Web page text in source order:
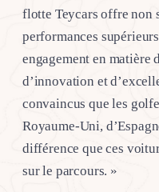
flotte Teycars offre non
performances
engagement en matière
d’innovation et
convaincus que les
Royaume-Uni,
différence que ces
sur le parcours. »